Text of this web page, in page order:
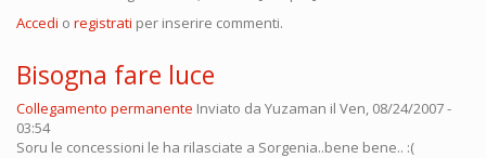
Accedi o registrati per inserire commenti.
Bisogna fare luce
Collegamento permanente Inviato da Yuzaman il Ven, 08/24/2007 -
03:54
Soru le concessioni le ha rilasciate a Sorgenia..bene bene.. :(